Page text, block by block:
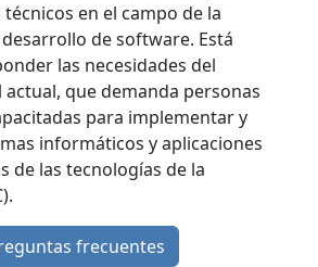
en el campo de la
de software. Está
las necesidades del
que demanda personas
para implementar y
informáticos y aplicaciones
de las tecnologías de la
frecuentes